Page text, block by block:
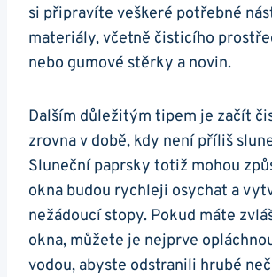
si připravíte veškeré potřebné
materiály, včetně čisticího
nebo gumové stěrky a novin.
Dalším důležitým tipem je začít
zrovna v době, kdy není příliš
Sluneční paprsky totiž mohou
okna budou rychleji osychat a
nežádoucí stopy. Pokud máte
okna, můžete je nejprve
vodou, abyste odstranili hrubé